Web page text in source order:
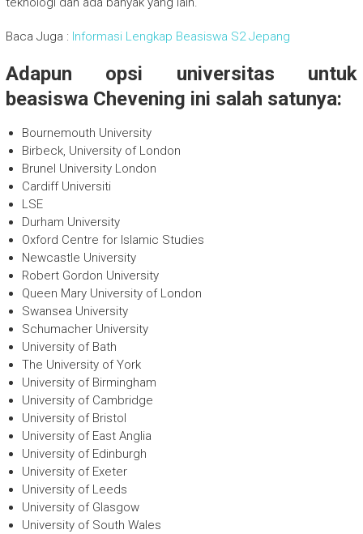
Baca Juga : Informasi Lengkap Beasiswa S2 Jepang
Adapun opsi universitas untuk
beasiswa Chevening ini salah satunya:
Bournemouth University
Birbeck, University of London
Brunel University London
Cardiff Universiti
LSE
Durham University
Oxford Centre for Islamic Studies
Newcastle University
Robert Gordon University
Queen Mary University of London
Swansea University
Schumacher University
University of Bath
The University of York
University of Birmingham
University of Cambridge
University of Bristol
University of East Anglia
University of Edinburgh
University of Exeter
University of Leeds
University of Glasgow
University of South Wales